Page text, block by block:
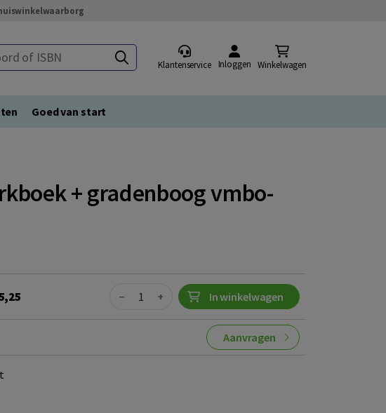
ISBN
Klantenservice Inloggen Winkelwagen
Goed van start
+ gradenboog vmbo-
Quantity
− + In winkelwagen
Aanvragen